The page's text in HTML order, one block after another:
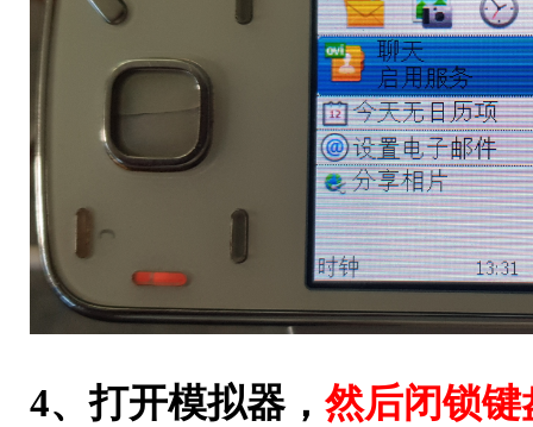
4、打开模拟器， 然后闭锁